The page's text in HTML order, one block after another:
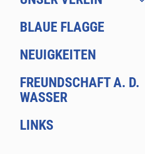
BLAUE FLAGGE
NEUIGKEITEN
FREUNDSCHAFT A. D.
WASSER
LINKS